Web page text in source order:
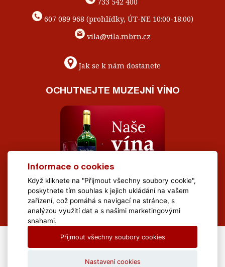
607 089 968 (prohlídky, ÚT-NE 10:00-18:00)
vila@vila.mbrn.cz
Jak se k nám dostanete
OCHUTNEJTE MUZEJNÍ VÍNO
All Rights Reserved Muzeum Brněnska © 2020, Webdesign by
Informace o cookies
Když kliknete na "Přijmout všechny soubory cookie",
poskytnete tím souhlas k jejich ukládání na vašem
zařízení, což pomáhá s navigací na stránce, s
analýzou využití dat a s našimi marketingovými
snahami.
Přijmout všechny soubory cookies
Nastavení cookies